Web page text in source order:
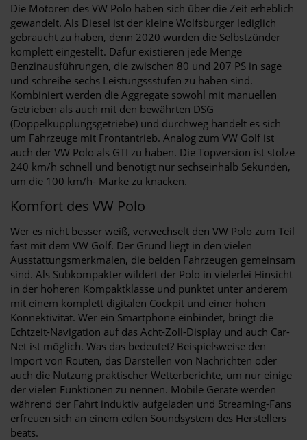
Die Motoren des VW Polo haben sich über die Zeit erheblich
gewandelt. Als Diesel ist der kleine Wolfsburger lediglich
gebraucht zu haben, denn 2020 wurden die Selbstzünder
komplett eingestellt. Dafür existieren jede Menge
Benzinausführungen, die zwischen 80 und 207 PS in sage
und schreibe sechs Leistungssstufen zu haben sind.
Kombiniert werden die Aggregate sowohl mit manuellen
Getrieben als auch mit den bewährten DSG
(Doppelkupplungsgetriebe) und durchweg handelt es sich
um Fahrzeuge mit Frontantrieb. Analog zum VW Golf ist
auch der VW Polo als GTI zu haben. Die Topversion ist stolze
240 km/h schnell und benötigt nur sechseinhalb Sekunden,
um die 100 km/h- Marke zu knacken.
Komfort des VW Polo
Wer es nicht besser weiß, verwechselt den VW Polo zum Teil
fast mit dem VW Golf. Der Grund liegt in den vielen
Ausstattungsmerkmalen, die beiden Fahrzeugen gemeinsam
sind. Als Subkompakter wildert der Polo in vielerlei Hinsicht
in der höheren Kompaktklasse und punktet unter anderem
mit einem komplett digitalen Cockpit und einer hohen
Konnektivität. Wer ein Smartphone einbindet, bringt die
Echtzeit-Navigation auf das Acht-Zoll-Display und auch Car-
Net ist möglich. Was das bedeutet? Beispielsweise den
Import von Routen, das Darstellen von Nachrichten oder
auch die Nutzung praktischer Wetterberichte, um nur einige
der vielen Funktionen zu nennen. Mobile Geräte werden
während der Fahrt induktiv aufgeladen und Streaming-Fans
erfreuen sich an einem edlen Soundsystem des Herstellers
beats.